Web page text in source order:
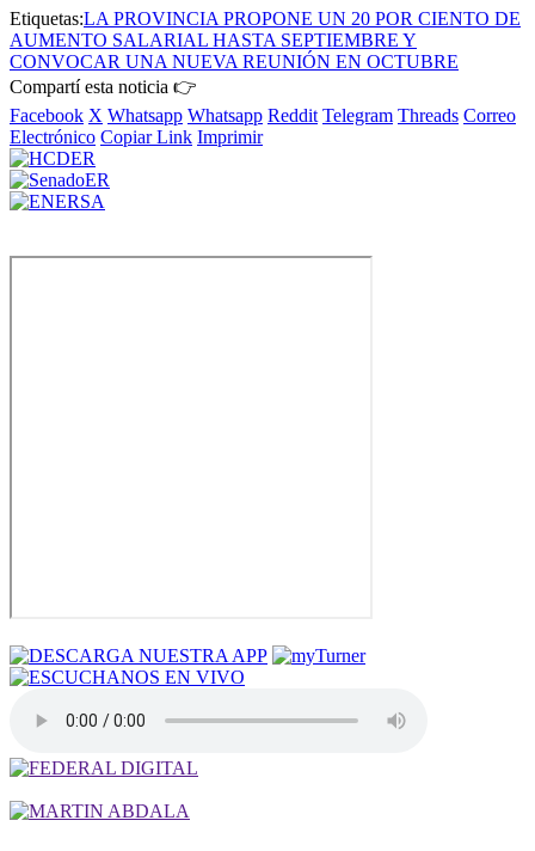
Etiquetas:LA PROVINCIA PROPONE UN 20 POR CIENTO DE
AUMENTO SALARIAL HASTA SEPTIEMBRE Y
CONVOCAR UNA NUEVA REUNIÓN EN OCTUBRE
Compartí esta noticia 👉
Facebook X Whatsapp Whatsapp Reddit Telegram Threads Correo
Electrónico Copiar Link Imprimir